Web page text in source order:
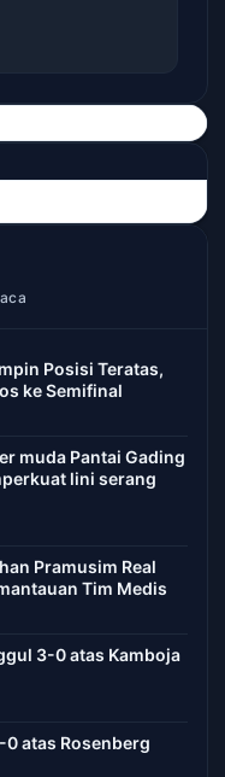
Posisi Teratas,
ke Semifinal
muda Pantai Gading
lini serang
Pramusim Real
Tim Medis
3-0 atas Kamboja
atas Rosenberg